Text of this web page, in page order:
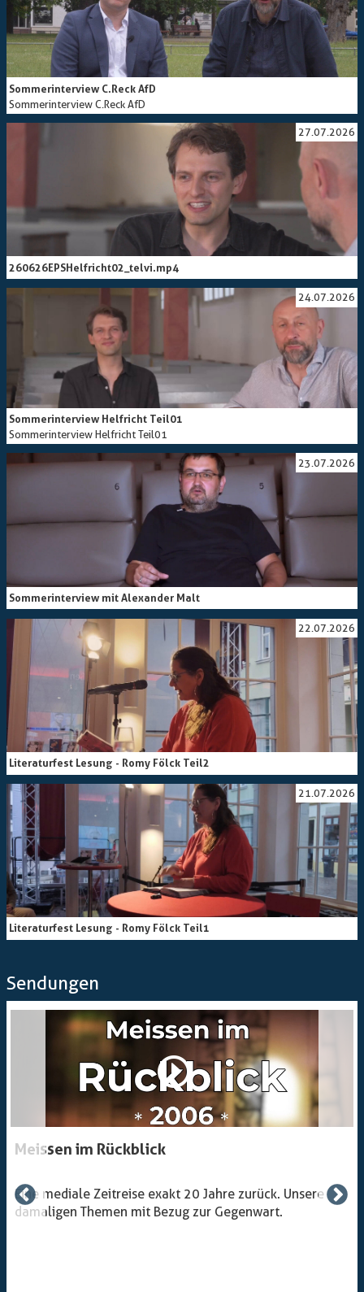
Sommerinterview C.Reck AfD
Sommerinterview C.Reck AfD
27.07.2026
260626EPSHelfricht02_telvi.mp4
24.07.2026
Sommerinterview Helfricht Teil01
Sommerinterview Helfricht Teil01
23.07.2026
Sommerinterview mit Alexander Malt
22.07.2026
Literaturfest Lesung - Romy Fölck Teil2
21.07.2026
Literaturfest Lesung - Romy Fölck Teil1
Sendungen
Meissen im Rückblick
Eine mediale Zeitreise exakt 20 Jahre zurück. Unsere
damaligen Themen mit Bezug zur Gegenwart.